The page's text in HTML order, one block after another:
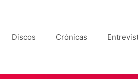
Discos Crónicas